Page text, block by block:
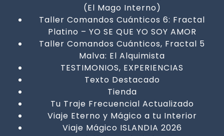
(El Mago Interno)
Taller Comandos Cuánticos 6: Fractal
Platino – YO SE QUE YO SOY AMOR
Taller Comandos Cuánticos, Fractal 5
Malva: El Alquimista
TESTIMONIOS, EXPERIENCIAS
Texto Destacado
Tienda
Tu Traje Frecuencial Actualizado
Viaje Eterno y Mágico a tu Interior
Viaje Mágico ISLANDIA 2026